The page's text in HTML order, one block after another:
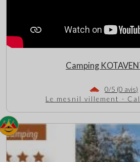
Camping
0/5 (0 avis)
Le mesnil villement -